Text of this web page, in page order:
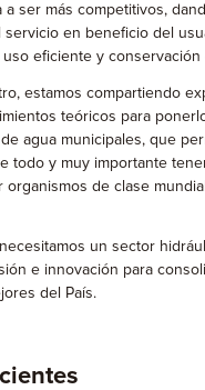
a ser más competitivos,
servicio en beneficio del
eficiente y conservación
estamos compartiendo
teóricos para
agua municipales, que
todo y muy importante
de clase
un sector
e innovación para
del País.